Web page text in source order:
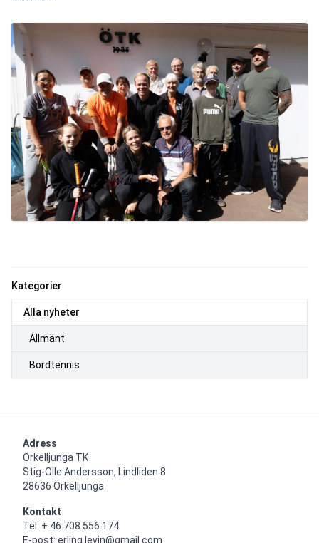
Kategorier
Alla nyheter
Allmänt
Bordtennis
Adress
Örkelljunga TK
Stig-Olle Andersson, Lindliden 8
28636 Örkelljunga
Kontakt
Tel: + 46 708 556 174
E-post: erling.levin@gmail.com